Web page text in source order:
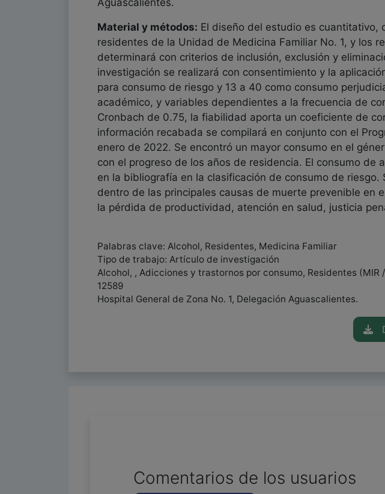
Aguascalientes.
Material y métodos: El diseño del estudio es cuantitativo,
residentes de la Unidad de Medicina Familiar No. 1, y los
determinará con criterios de inclusión, exclusión y
investigación se realizará con consentimiento y la
para consumo de riesgo y 13 a 40 como consumo
académico, y variables dependientes a la frecuencia de
Cronbach de 0.75, la fiabilidad aporta un coeficiente de
información recabada se compilará en conjunto con el
enero de 2022. Se encontró un mayor consumo en el
con el progreso de los años de residencia. El consumo
en la bibliografía en la clasificación de consumo de
dentro de las principales causas de muerte prevenible en
la pérdida de productividad, atención en salud, justicia
Palabras clave: Alcohol, Residentes, Medicina Familiar
Tipo de trabajo: Artículo de investigación
Alcohol, , Adicciones y trastornos por consumo, Residentes (MIR /
12589
Hospital General de Zona No. 1, Delegación Aguascalientes.
Comentarios de los usuarios